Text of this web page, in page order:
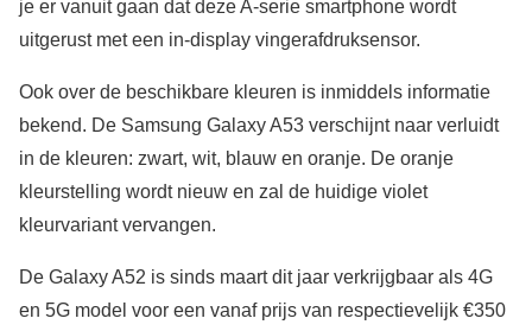
je er vanuit gaan dat deze A-serie smartphone wordt
uitgerust met een in-display vingerafdruksensor.
Ook over de beschikbare kleuren is inmiddels informatie
bekend. De Samsung Galaxy A53 verschijnt naar verluidt
in de kleuren: zwart, wit, blauw en oranje. De oranje
kleurstelling wordt nieuw en zal de huidige violet
kleurvariant vervangen.
De Galaxy A52 is sinds maart dit jaar verkrijgbaar als 4G
en 5G model voor een vanaf prijs van respectievelijk €350